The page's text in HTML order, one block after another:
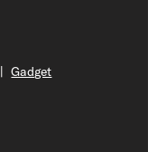
|Gadget